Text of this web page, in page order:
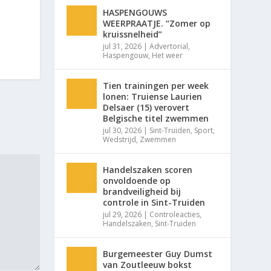
HASPENGOUWS
WEERPRAATJE. “Zomer op
kruissnelheid”
jul 31, 2026 |Advertorial,
Haspengouw, Het weer
Tien trainingen per week
lonen: Truiense Laurien
Delsaer (15) verovert
Belgische titel zwemmen
jul 30, 2026 | Sint-Truiden, Sport,
Wedstrijd, Zwemmen
Handelszaken scoren
onvoldoende op
brandveiligheid bij
controle in Sint-Truiden
jul 29, 2026 | Controleacties,
Handelszaken, Sint-Truiden
Burgemeester Guy Dumst
van Zoutleeuw bokst